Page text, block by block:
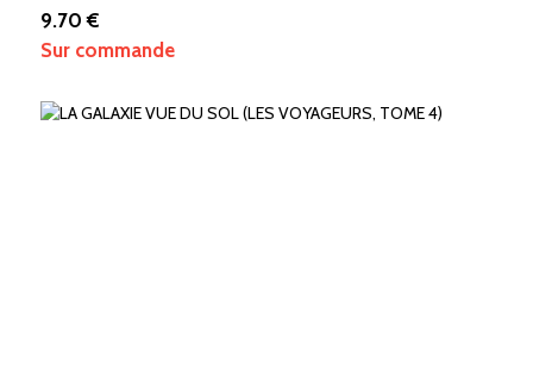
9.70 €
Sur commande